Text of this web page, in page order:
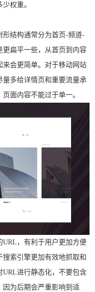
权重。
形结构通常分为首页-频道-
扁平一些，从首页到内容
来会更简单。对于移动网站
多给详情页和重要流量承
面内容不能过于单一。
，有利于用户更加方便
索引擎更加有效地抓取和
进行静态化，不要包含
因为后期会严重影响到适